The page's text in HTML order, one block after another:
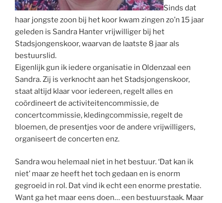
Sinds dat
haar jongste zoon bij het koor kwam zingen zo’n 15 jaar
geleden is Sandra Hanter vrijwilliger bij het
Stadsjongenskoor, waarvan de laatste 8 jaar als
bestuurslid.
Eigenlijk gun ik iedere organisatie in Oldenzaal een
Sandra. Zij is verknocht aan het Stadsjongenskoor,
staat altijd klaar voor iedereen, regelt alles en
coördineert de activiteitencommissie, de
concertcommissie, kledingcommissie, regelt de
bloemen, de presentjes voor de andere vrijwilligers,
organiseert de concerten enz.
Sandra wou helemaal niet in het bestuur. ‘Dat kan ik
niet’ maar ze heeft het toch gedaan en is enorm
gegroeid in rol. Dat vind ik echt een enorme prestatie.
Want ga het maar eens doen… een bestuurstaak. Maar